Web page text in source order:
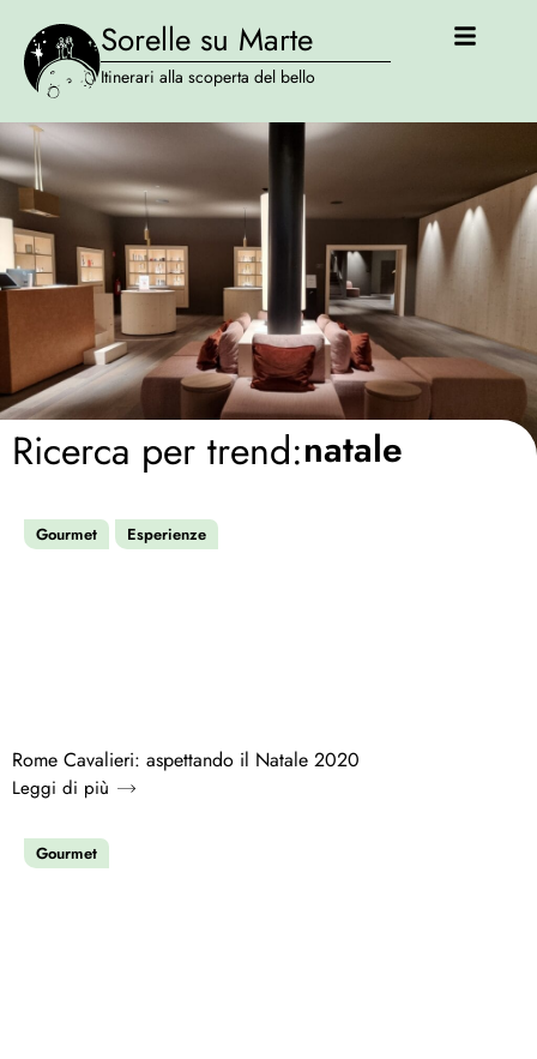
Sorelle su Marte
Itinerari alla scoperta del bello
Ricerca per trend:natale
Gourmet Esperienze
Rome Cavalieri: aspettando il Natale 2020
Leggi di più
Gourmet